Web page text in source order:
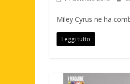
Miley Cyrus ne ha
Leggi tutto